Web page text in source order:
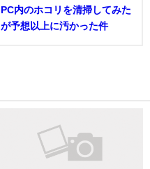
PC内のホコリを清掃してみた
が予想以上に汚かった件